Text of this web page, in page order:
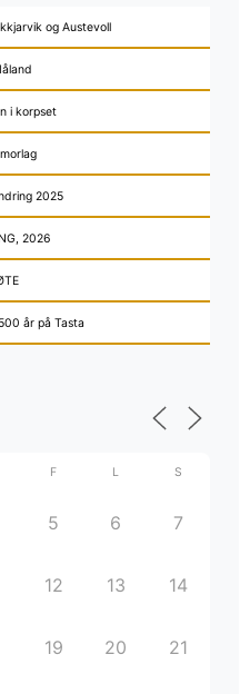
og Austevoll
i korpset
2025
2026
år på Tasta
F L S
5 6 7
12 13 14
19 20 21